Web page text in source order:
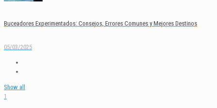
Buceadores Experimentados: Consejos, Errores Comunes y Mejores Destinos
05/03/2025
Show all
1